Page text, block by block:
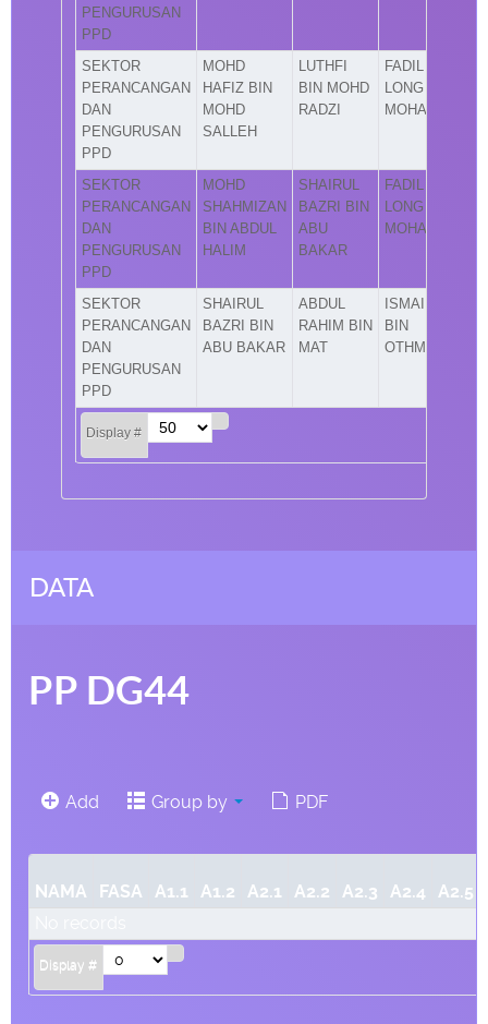
Display #
PENGURUSAN
PPD
SEKTOR
PERANCANGAN
DAN
PENGURUSAN
PPD
MOHD
HAFIZ BIN
MOHD
SALLEH
LUTHFI
BIN MOHD
RADZI
FADIL
LONG BIN
MOHAMAD
SEKTOR
PERANCANGAN
DAN
PENGURUSAN
PPD
MOHD
SHAHMIZAN
BIN ABDUL
HALIM
SHAIRUL
BAZRI BIN
ABU
BAKAR
FADIL
LONG BIN
MOHAMAD
SEKTOR
PERANCANGAN
DAN
PENGURUSAN
PPD
SHAIRUL
BAZRI BIN
ABU BAKAR
ABDUL
RAHIM BIN
MAT
ISMAIL
BIN
OTHMAN
DATA
PP DG44
Add Group by PDF
NAMA FASA A1.1 A1.2 A2.1 A2.2 A2.3 A2.4 A2.5
Display #